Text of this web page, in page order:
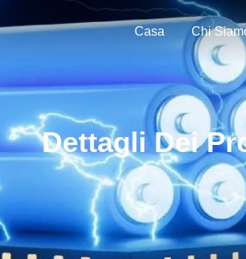
Casa Chi
Dettagli Dei